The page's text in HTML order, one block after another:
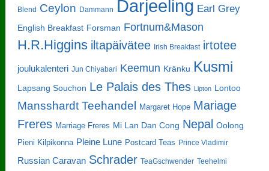
Blend Ceylon Dammann Darjeeling Earl Grey
English Breakfast Forsman Fortnum&Mason
H.R.Higgins iltapäivätee Irish Breakfast irtotee
joulukalenteri Jun Chiyabari Keemun Kränku Kusmi
Lapsang Souchon Le Palais des Thes Lipton Lontoo
Mansshardt Teehandel Margaret Hope Mariage
Freres Marriage Freres Mi Lan Dan Cong Nepal Oolong
Pieni Kilpikonna Pleine Lune Postcard Teas Prince Vladimir
Russian Caravan Schrader TeaGschwender Teehelmi